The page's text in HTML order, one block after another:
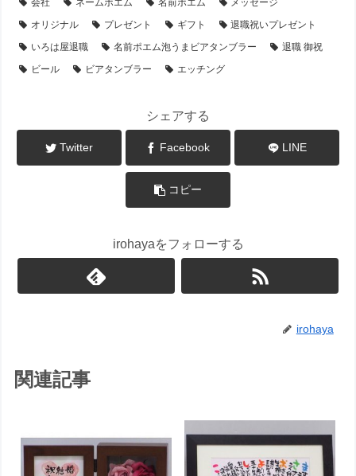
会社 ネームポエム 名前ポエム
メッセージ
オリジナル
プレゼント ギフト
退職祝いプレゼント
いろは屋退職
名前ポエム泡うまビアタンブラー
退職 御祝
ビール
ビアタンブラー エッチング
シェアする
Twitter Facebook LINE
コピー
irohayaをフォローする
irohaya
関連記事